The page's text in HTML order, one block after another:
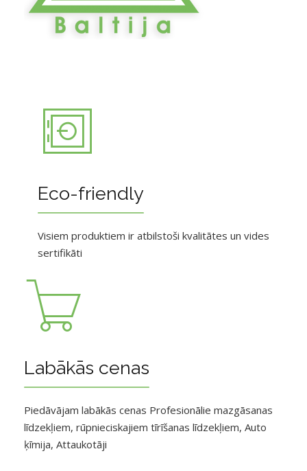
Eco-friendly
Visiem produktiem ir atbilstoši kvalitātes un vides
sertifikāti
Labākās cenas
Piedāvājam labākās cenas Profesionālie mazgāsanas
līdzekļiem, rūpnieciskajiem tīrīšanas līdzekļiem, Auto
ķīmija, Attaukotāji